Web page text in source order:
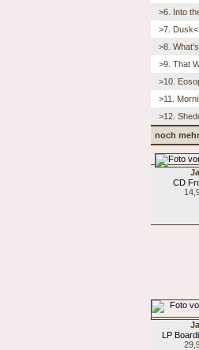
>6. Into
>7. Dusk<
>8.
>9. That
>10.
>11.
>12.
noch
CD
LP